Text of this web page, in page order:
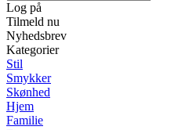
Log på
Tilmeld nu
Nyhedsbrev
Kategorier
Stil
Smykker
Skønhed
Hjem
Familie